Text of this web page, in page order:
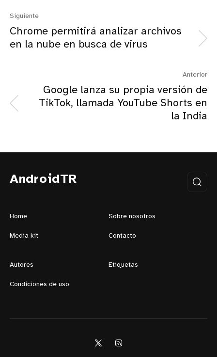
Siguiente
Chrome permitirá analizar archivos
en la nube en busca de virus
Anterior
Google lanza su propia versión de
TikTok, llamada YouTube Shorts en
la India
AndroidTR
Home Sobre nosotros
Media kit Contacto
Autores Etiquetas
Condiciones de uso